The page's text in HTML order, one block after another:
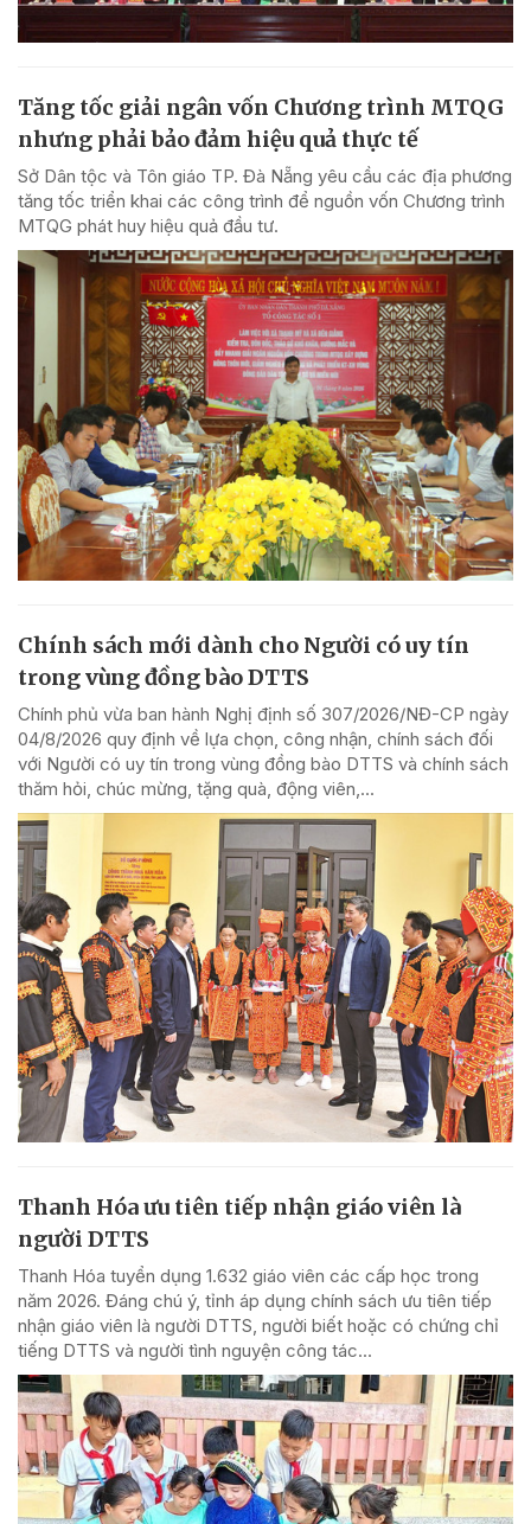
Tăng tốc giải ngân vốn Chương trình MTQG
nhưng phải bảo đảm hiệu quả thực tế
Sở Dân tộc và Tôn giáo TP. Đà Nẵng yêu cầu các địa phương
tăng tốc triển khai các công trình để nguồn vốn Chương trình
MTQG phát huy hiệu quả đầu tư.
Chính sách mới dành cho Người có uy tín
trong vùng đồng bào DTTS
Chính phủ vừa ban hành Nghị định số 307/2026/NĐ-CP ngày
04/8/2026 quy định về lựa chọn, công nhận, chính sách đối
với Người có uy tín trong vùng đồng bào DTTS và chính sách
thăm hỏi, chúc mừng, tặng quà, động viên,...
Thanh Hóa ưu tiên tiếp nhận giáo viên là
người DTTS
Thanh Hóa tuyển dụng 1.632 giáo viên các cấp học trong
năm 2026. Đáng chú ý, tỉnh áp dụng chính sách ưu tiên tiếp
nhận giáo viên là người DTTS, người biết hoặc có chứng chỉ
tiếng DTTS và người tình nguyện công tác...